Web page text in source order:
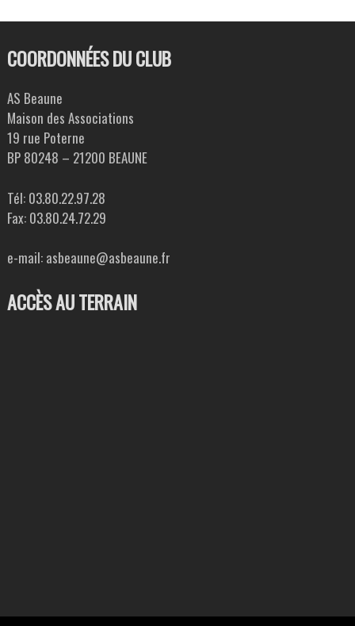
COORDONNÉES DU CLUB
AS Beaune
Maison des Associations
19 rue Poterne
BP 80248 – 21200 BEAUNE
Tél: 03.80.22.97.28
Fax: 03.80.24.72.29
e-mail: asbeaune@asbeaune.fr
ACCÈS AU TERRAIN